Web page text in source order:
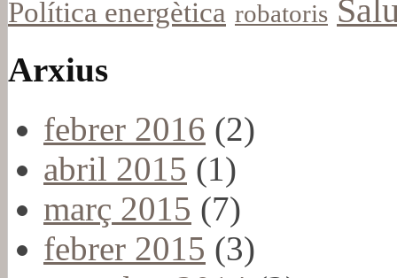
Política energètica robatoris
Arxius
febrer 2016 (2)
abril 2015 (1)
març 2015 (7)
febrer 2015 (3)